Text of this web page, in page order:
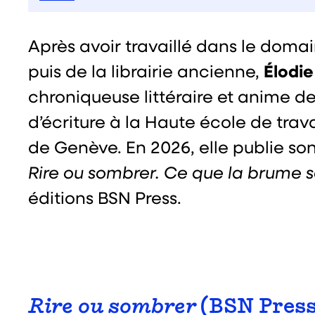
Après avoir travaillé dans le
puis de la librairie ancienne,
chroniqueuse littéraire et anime
d’écriture à la Haute école de
de Genève. En 2026, elle publie
Rire ou sombrer. Ce que la brume
éditions BSN Press.
Rire ou sombrer(BSN